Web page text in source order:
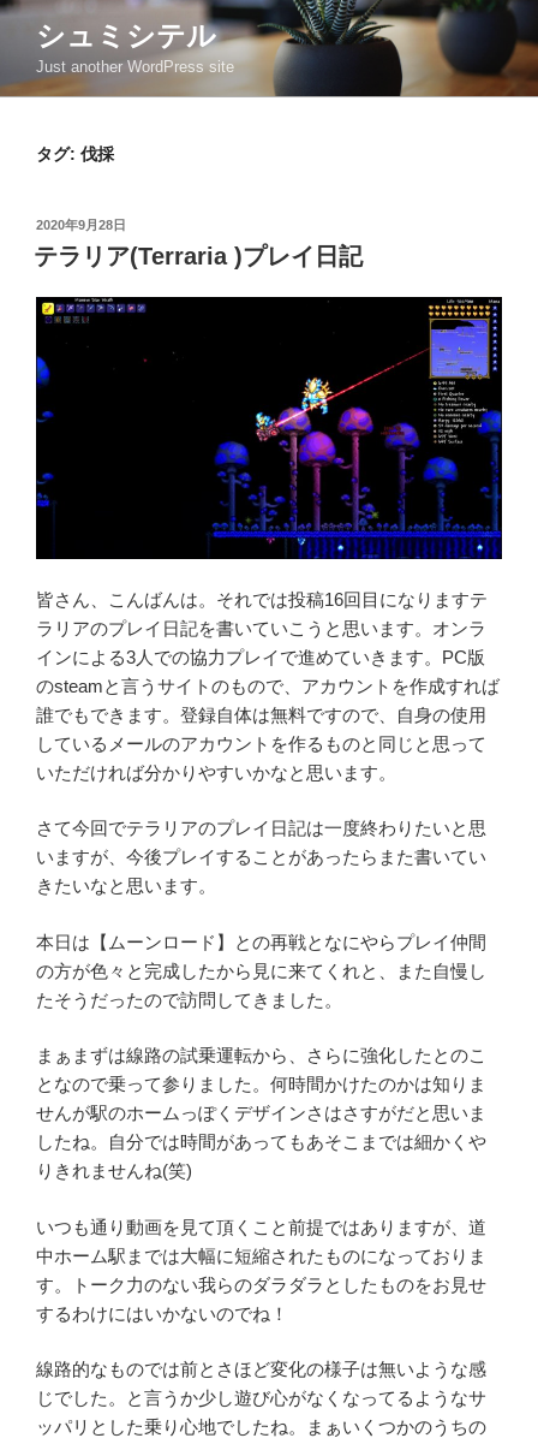
コ
ン
シュミシテル
Just another WordPress site
タグ: 伐採
投
稿
日:
2020年9月28日
テラリア(Terraria )プレイ日記
皆さん、こんばんは。それでは投稿16回目になりますテ
ラリアのプレイ日記を書いていこうと思います。オンラ
インによる3人での協力プレイで進めていきます。PC版
のsteamと言うサイトのもので、アカウントを作成すれば
誰でもできます。登録自体は無料ですので、自身の使用
しているメールのアカウントを作るものと同じと思って
いただければ分かりやすいかなと思います。
さて今回でテラリアのプレイ日記は一度終わりたいと思
いますが、今後プレイすることがあったらまた書いてい
きたいなと思います。
本日は【ムーンロード】との再戦となにやらプレイ仲間
の方が色々と完成したから見に来てくれと、また自慢し
たそうだったので訪問してきました。
まぁまずは線路の試乗運転から、さらに強化したとのこ
となので乗って参りました。何時間かけたのかは知りま
せんが駅のホームっぽくデザインさはさすがだと思いま
したね。自分では時間があってもあそこまでは細かくや
りきれませんね(笑)
いつも通り動画を見て頂くこと前提ではありますが、道
中ホーム駅までは大幅に短縮されたものになっておりま
す。トーク力のない我らのダラダラとしたものをお見せ
するわけにはいかないのでね！
線路的なものでは前とさほど変化の様子は無いような感
じでした。と言うか少し遊び心がなくなってるようなサ
ッパリとした乗り心地でしたね。まぁいくつかのうちの